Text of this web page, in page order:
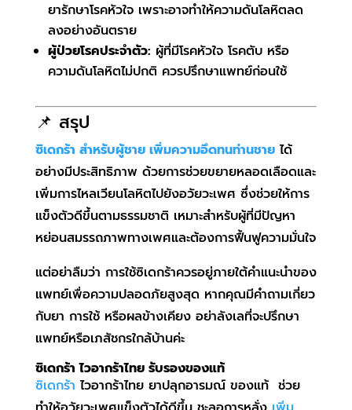
ยารักษาโรคหัวใจ เพราะอาจทำให้ความดันโลหิตลด
ลงอย่างอันตราย
ผู้ป่วยโรคประจำตัว: ผู้ที่มีโรคหัวใจ โรคตับ หรือ
ความดันโลหิตไม่ปกติ ควรปรึกษาแพทย์ก่อนใช้
📌 สรุป
ซิเดกร้า สำหรับผู้ชาย เพิ่มความอึดทนท่านชาย ได้
อย่างมีประสิทธิภาพ ด้วยการช่วยขยายหลอดเลือดและ
เพิ่มการไหลเวียนโลหิตไปยังอวัยวะเพศ ซึ่งช่วยให้การ
แข็งตัวดีขึ้นตามธรรมชาติ เหมาะสำหรับผู้ที่มีปัญหา
หย่อนสมรรถภาพทางเพศและต้องการฟื้นฟูความมั่นใจ
แต่อย่าลืมว่า การใช้ซิเดกร้าควรอยู่ภายใต้คำแนะนำของ
แพทย์เพื่อความปลอดภัยสูงสุด หากคุณมีคำถามเกี่ยว
กับยา การใช้ หรือผลข้างเคียง อย่าลังเลที่จะปรึกษา
แพทย์หรือเภสัชกรใกล้บ้านค่ะ
ซิเดกร้า ไวอากร้าไทย รับรองของแท้
ซิเดกร้า ไวอากร้าไทย ยาปลุกอารมณ์ ของแท้ ช่วย